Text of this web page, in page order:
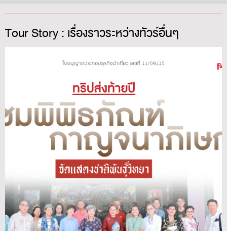
Tour Story : เรื่องราวระหว่างทัวร์อื่นๆ